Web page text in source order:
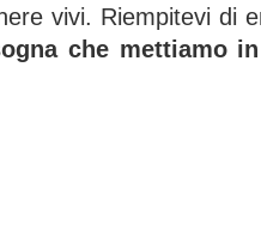
vivi. Riempitevi di
che mettiamo